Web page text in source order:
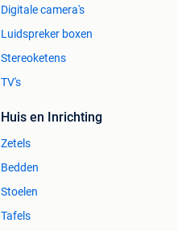
Digitale camera's
Luidspreker boxen
Stereoketens
TV's
Huis en Inrichting
Zetels
Bedden
Stoelen
Tafels